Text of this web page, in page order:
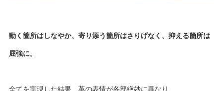
動く箇所はしなやか、寄り添う箇所はさりげなく、抑える箇所は
屈強に。
全てを実現した結果、革の表情が各部絶妙に異なり